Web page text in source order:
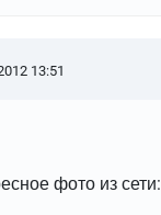
13:51
фото из сети: